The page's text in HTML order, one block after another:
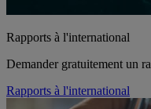
Rapports à l'international
Demander gratuitement un
Rapports à l'international